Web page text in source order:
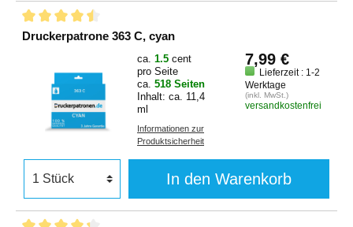
Druckerpatrone 363 C, cyan
ca. 1.5 cent
pro Seite
ca. 518 Seiten
Inhalt: ca. 11,4
ml
Informationen zur
Produktsicherheit
7,99 €
Lieferzeit : 1-2
Werktage
(inkl. MwSt.)
versandkostenfrei
In den Warenkorb